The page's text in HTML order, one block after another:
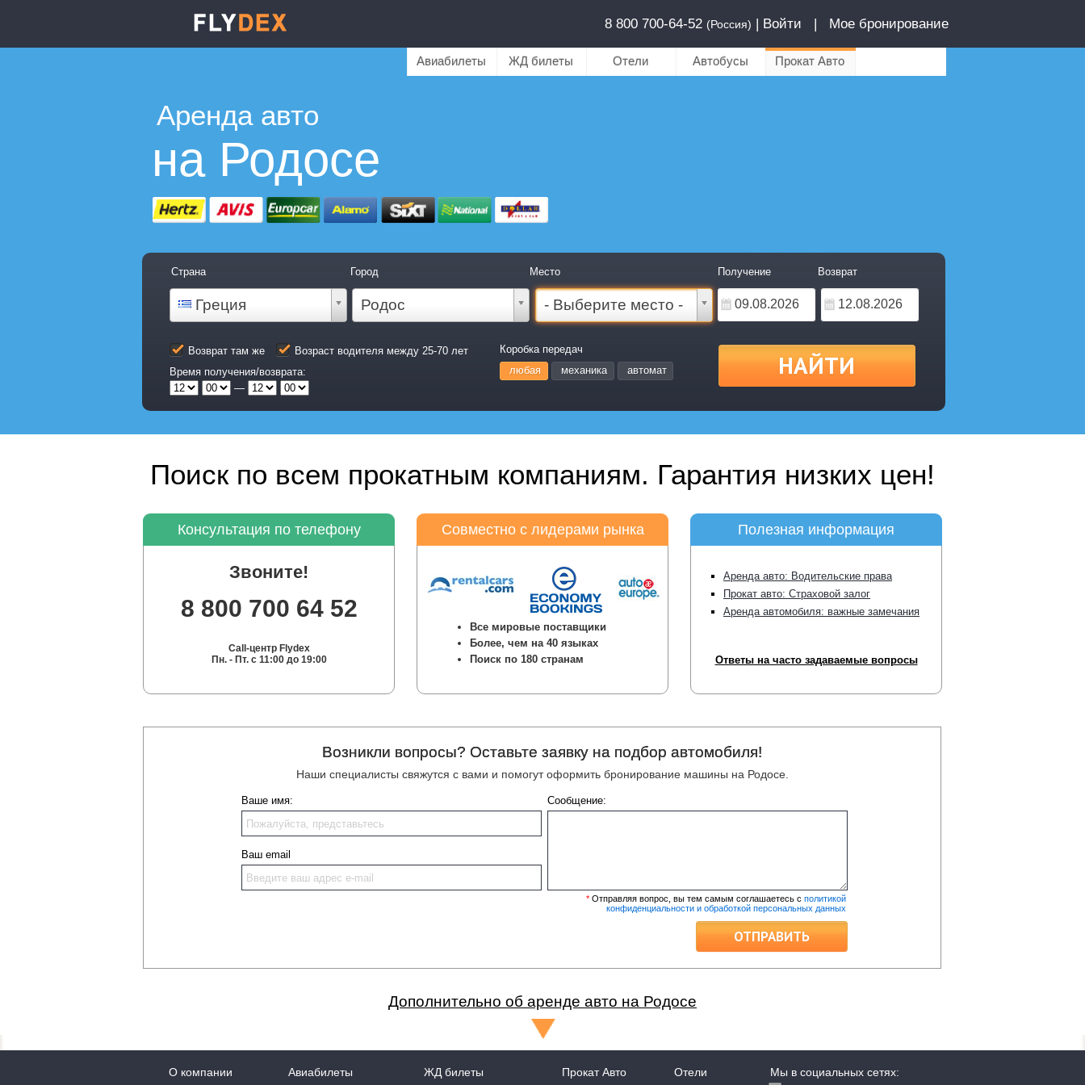
8 800 700-64-52 (Россия) | Войти | Мое бронирование
Авиабилеты ЖД билеты Отели Автобусы Прокат Авто
Аренда авто
на Родосе
Страна Город Место Получение Возврат
Греция Родос - Выберите место -
Возврат там же Возраст водителя между 25-70 лет
Коробка передач
любая
механика автомат
Время получения/возврата:
—
НАЙТИ
Поиск по всем прокатным компаниям. Гарантия низких цен!
Консультация по телефону
Звоните!
8 800 700 64 52
Call-центр Flydex
Пн. - Пт. с 11:00 до 19:00
Совместно с лидерами рынка
Все мировые поставщики
Более, чем на 40 языках
Поиск по 180 странам
Полезная информация
Аренда авто: Водительские права
Прокат авто: Страховой залог
Аренда автомобиля: важные замечания
Ответы на часто задаваемые вопросы
Возникли вопросы? Оставьте заявку на подбор автомобиля!
Наши специалисты свяжутся с вами и помогут оформить бронирование машины на Родосе.
Ваше имя:
Ваш email
Сообщение:
*Отправляя вопрос, вы тем самым соглашаетесь с политикой
конфиденциальности и обработкой персональных данных
ОТПРАВИТЬ
Дополнительно об аренде авто на Родосе
О компании Авиабилеты ЖД билеты Прокат Авто Отели Мы в социальных сетях: